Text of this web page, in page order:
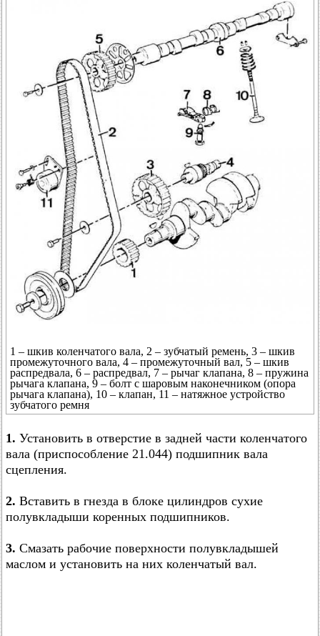
1 – шкив коленчатого вала, 2 – зубчатый ремень, 3 – шкив
промежуточного вала, 4 – промежуточный вал, 5 – шкив
распредвала, 6 – распредвал, 7 – рычаг клапана, 8 – пружина
рычага клапана, 9 – болт с шаровым наконечником (опора
рычага клапана), 10 – клапан, 11 – натяжное устройство
зубчатого ремня
1. Установить в отверстие в задней части коленчатого
вала (приспособление 21.044) подшипник вала
сцепления.
2. Вставить в гнезда в блоке цилиндров сухие
полувкладыши коренных подшипников.
3. Смазать рабочие поверхности полувкладышей
маслом и установить на них коленчатый вал.